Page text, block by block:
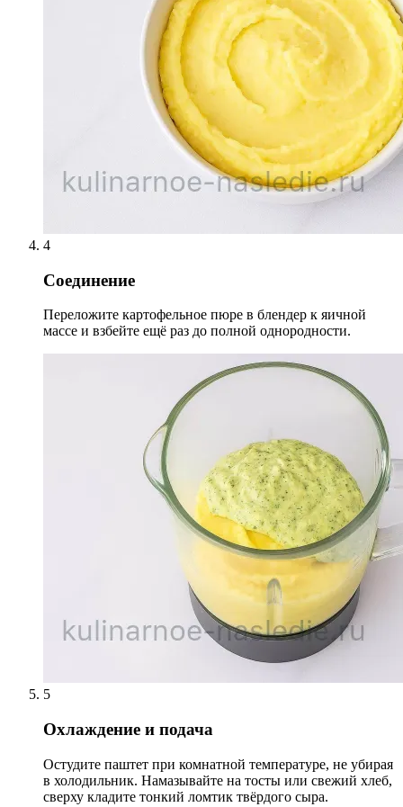
4
Соединение
Переложите картофельное пюре в блендер к яичной
массе и взбейте ещё раз до полной однородности.
5
Охлаждение и подача
Остудите паштет при комнатной температуре, не убирая
в холодильник. Намазывайте на тосты или свежий хлеб,
сверху кладите тонкий ломтик твёрдого сыра.